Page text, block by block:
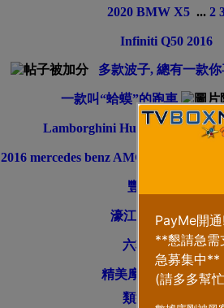
2020 BMW X5 ... 2
Infiniti Q50 2016
多款波子, 總有一款
一款叫“蛤蟆”的跑車
Lamborghini Huracán LP 610-4
2016 mercedes benz AMG Vision Gran
豐田氫電池車
濠江見到嘅BMW i8
六轮怪车 ...2 3
精美摩托车[15P] ...2
類型